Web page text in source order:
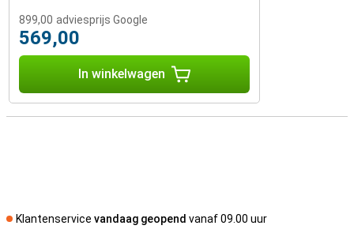
899,00 adviesprijs Google
569,00
In winkelwagen
Klantenservice vandaag geopend vanaf 09.00 uur